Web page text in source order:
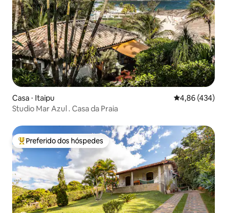
Casa ⋅ Itaipu 4,86 de uma
4,86 (434)
Studio Mar Azul . Casa da Praia
Entre os melhores preferidos dos hóspedes
Preferido dos hóspedes